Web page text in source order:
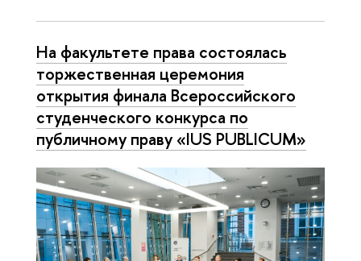
На факультете права состоялась
торжественная церемония
открытия финала Всероссийского
студенческого конкурса по
публичному праву «IUS PUBLICUM»